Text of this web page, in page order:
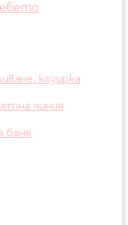
козирка
чиния
баня